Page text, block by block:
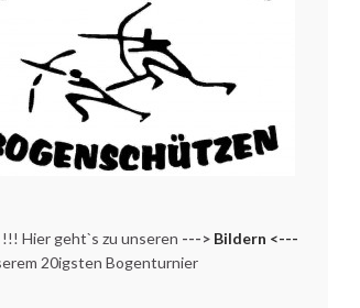
Hier geht`s zu unseren ---> Bildern <---
20igsten Bogenturnier